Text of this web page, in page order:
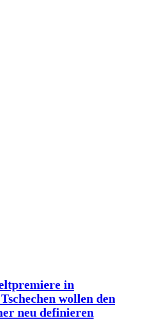
in
wollen den
neu definieren